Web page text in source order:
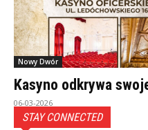
Nowy Dwór
Kasyno odkrywa
06-03-2026
STAY CONNECTED